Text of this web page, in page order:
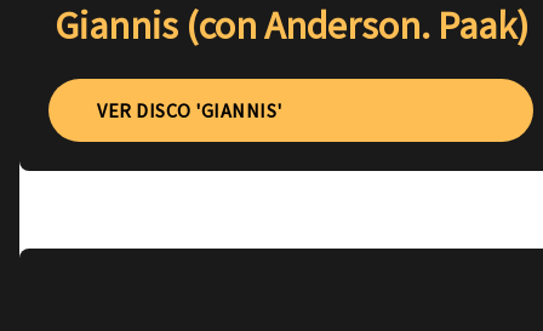
Giannis (con Anderson. Paak)
VER DISCO 'GIANNIS'